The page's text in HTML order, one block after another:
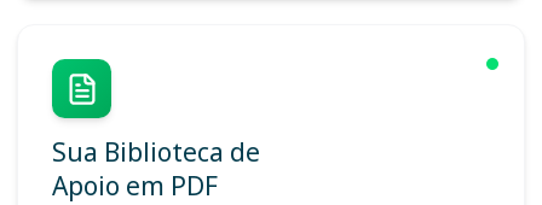
Sua Biblioteca de
Apoio em PDF